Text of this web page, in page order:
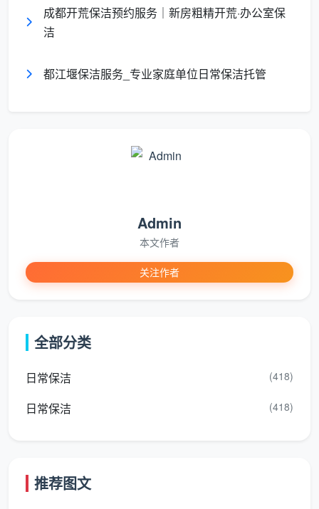
分区精工，细节彰显品质
将全屋划分为“窗系统—墙面系统—柜体系统—地面
负责。比如窗系统需完成玻璃双面刮洗、槽口吸尘、胶
不含糊、不加项。针对100平米以上大户型或别墅，推
专属方案，人员加倍不加价周
的洁净交响，流程被切分为六个不会省略的节拍：
预踩与沟通
：管家提前入户查看装修残留物，标注重
全屋强力吸尘
成都开荒保洁预约服务｜新房粗精开荒·办公室保
洁
都江堰保洁服务_专业家庭单位日常保洁托管
Admin
本文作者
关注作者
全部分类
日常保洁 (418)
日常保洁 (418)
推荐图文